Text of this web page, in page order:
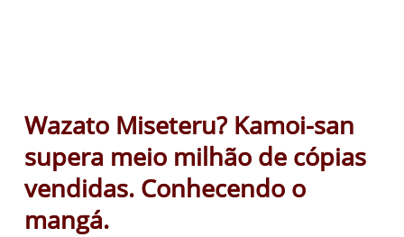
Wazato Miseteru? Kamoi-san
supera meio milhão de cópias
vendidas. Conhecendo o
mangá.